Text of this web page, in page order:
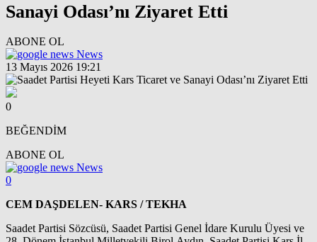
Sanayi Odası’nı Ziyaret Etti
ABONE OL
News
13 Mayıs 2026 19:21
0
BEĞENDİM
ABONE OL
News
0
CEM DAŞDELEN- KARS / TEKHA
Saadet Partisi Sözcüsü, Saadet Partisi Genel İdare Kurulu Üyesi ve